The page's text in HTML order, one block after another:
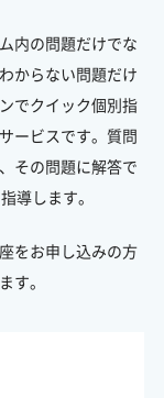
内の問題だけでな
からない問題だけ
でクイック個別指
ービスです。質問
その問題に解答で
導します。
をお申し込みの方
す。